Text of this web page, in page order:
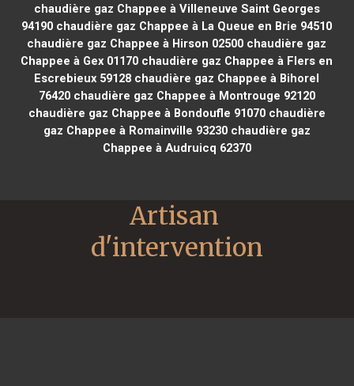
chaudière gaz Chappee à Villeneuve Saint Georges
94190 chaudière gaz Chappee à La Queue en Brie 94510
chaudière gaz Chappee à Hirson 02500 chaudière gaz
Chappee à Gex 01170 chaudière gaz Chappee à Flers en
Escrebieux 59128 chaudière gaz Chappee à Bihorel
76420chaudière gaz Chappee à Montrouge 92120
chaudière gaz Chappee à Bondoufle 91070chaudière
gaz Chappee à Romainville 93230chaudière gaz
Chappee à Audruicq 62370
Artisan
d'intervention